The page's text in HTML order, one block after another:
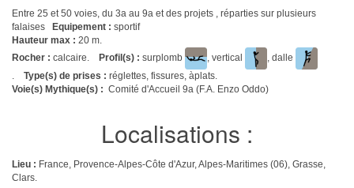
Entre 25 et 50 voies, du 3a au 9a et des projets , réparties sur plusieurs
falaises
Equipement : sportif
Hauteur max : 20 m.
Rocher : calcaire. Profil(s) : surplomb , vertical
, dalle
. Type(s) de prises : réglettes, fissures, àplats.
Voie(s) Mythique(s) : Comité d'Accueil 9a (F.A. Enzo Oddo)
Localisations :
Lieu : France, Provence-Alpes-Côte d'Azur, Alpes-Maritimes (06), Grasse,
Clars.